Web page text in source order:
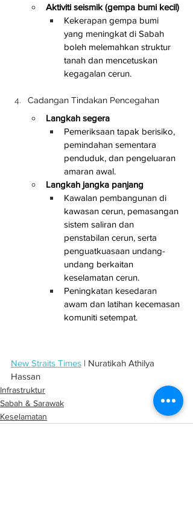
Aktiviti seismik (gempa bumi kecil)
Kekerapan gempa bumi
yang meningkat di Sabah
boleh melemahkan struktur
tanah dan mencetuskan
kegagalan cerun.
Cadangan Tindakan Pencegahan
Langkah segera
Pemeriksaan tapak berisiko,
pemindahan sementara
penduduk, dan pengeluaran
amaran awal.
Langkah jangka panjang
Kawalan pembangunan di
kawasan cerun, pemasangan
sistem saliran dan
penstabilan cerun, serta
penguatkuasaan undang-
undang berkaitan
keselamatan cerun.
Peningkatan kesedaran
awam dan latihan kecemasan
komuniti setempat.
New Straits Times | Nuratikah Athilya
Hassan
Infrastruktur
Sabah & Sarawak
Keselamatan